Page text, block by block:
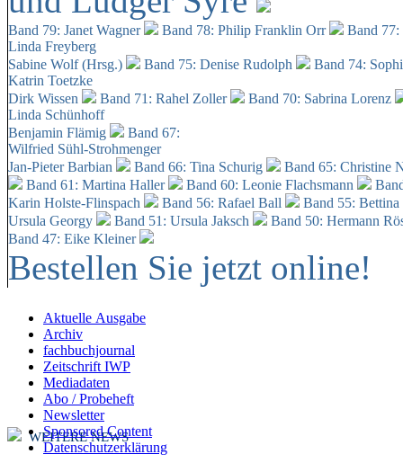
Band 79: Janet Wagner Band 78: Philip Franklin Orr
Band
Linda Freyberg
Sabine Wolf (Hrsg.)
Band 75: Denise Rudolph
Band 74:
Katrin Toetzke
Dirk Wissen
Band 71: Rahel Zoller
Band 70: Sabrina Lorenz
Linda Schünhoff
Benjamin Flämig
Band 67:
Wilfried Sühl-Strohmenger
Jan-Pieter Barbian
Band 66: Tina Schurig
Band 65: Christine
Band 61: Martina Haller
Band 60: Leonie Flachsmann
Karin Holste-Flinspach
Band 56: Rafael Ball
Band 55:
Ursula Georgy
Band 51: Ursula Jaksch Band 50: Hermann
Band 47: Eike Kleiner
Bestellen Sie jetzt online!
Aktuelle Ausgabe
Archiv
fachbuchjournal
Zeitschrift IWP
Mediadaten
Abo / Probeheft
Newsletter
Sponsored Content
Datenschutzerklärung
WEITERE NEWS